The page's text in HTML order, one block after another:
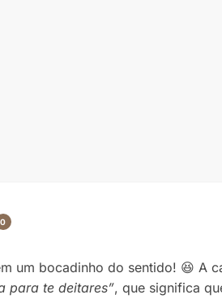
0
um bocadinho do sentido! 😆 A
para te deitares”, que significa